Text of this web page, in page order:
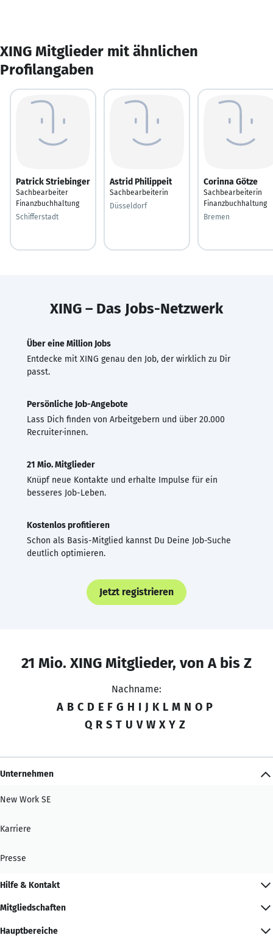
XING Mitglieder mit ähnlichen
Profilangaben
Patrick Striebinger
Sachbearbeiter
Finanzbuchhaltung
Schifferstadt
Astrid Philippeit
Sachbearbeiterin
Düsseldorf
Corinna Götze
Sachbearbeiterin
Finanzbuchhaltung
Bremen
XING – Das Jobs-Netzwerk
Über eine Million Jobs
Entdecke mit XING genau den Job, der wirklich zu Dir
passt.
Persönliche Job-Angebote
Lass Dich finden von Arbeitgebern und über 20.000
Recruiter·innen.
21 Mio. Mitglieder
Knüpf neue Kontakte und erhalte Impulse für ein
besseres Job-Leben.
Kostenlos profitieren
Schon als Basis-Mitglied kannst Du Deine Job-Suche
deutlich optimieren.
Jetzt registrieren
21 Mio. XING Mitglieder, von A bis Z
Nachname:
A B C D E F G H I J K L M N O P
Q R S T U V W X Y Z
Unternehmen
New Work SE
Karriere
Presse
Hilfe & Kontakt
Mitgliedschaften
Hauptbereiche